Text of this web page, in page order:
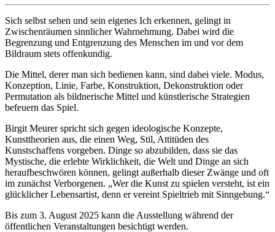
Sich selbst sehen und sein eigenes Ich erkennen, gelingt in
Zwischenräumen sinnlicher Wahrnehmung. Dabei wird die
Begrenzung und Entgrenzung des Menschen im und vor dem
Bildraum stets offenkundig.
Die Mittel, derer man sich bedienen kann, sind dabei viele. Modus,
Konzeption, Linie, Farbe, Konstruktion, Dekonstruktion oder
Permutation als bildnerische Mittel und künstlerische Strategien
befeuern das Spiel.
Birgit Meurer spricht sich gegen ideologische Konzepte,
Kunsttheorien aus, die einen Weg, Stil, Attitüden des
Kunstschaffens vorgeben. Dinge so abzubilden, dass sie das
Mystische, die erlebte Wirklichkeit, die Welt und Dinge an sich
heraufbeschwören können, gelingt außerhalb dieser Zwänge und oft
im zunächst Verborgenen. „Wer die Kunst zu spielen versteht, ist ein
glücklicher Lebensartist, denn er vereint Spieltrieb mit Sinngebung.“
Bis zum 3. August 2025 kann die Ausstellung während der
öffentlichen Veranstaltungen besichtigt werden.